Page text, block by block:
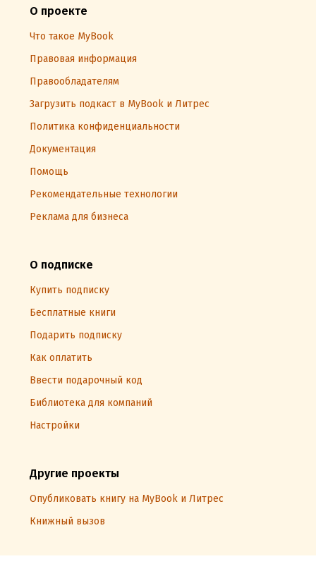
О проекте
Что такое MyBook
Правовая информация
Правообладателям
Загрузить подкаст в MyBook и Литрес
Политика конфиденциальности
Документация
Помощь
Рекомендательные технологии
Реклама для бизнеса
О подписке
Купить подписку
Бесплатные книги
Подарить подписку
Как оплатить
Ввести подарочный код
Библиотека для компаний
Настройки
Другие проекты
Опубликовать книгу на MyBook и Литрес
Книжный вызов